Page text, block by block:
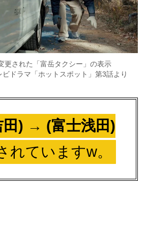
更された「富岳タクシー」の表示
ドラマ「ホットスポット」第3話より
田) → (富士浅田)
れていますw。